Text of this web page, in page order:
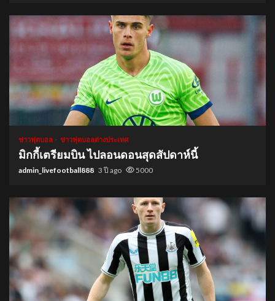
1 min read
ข่าวฟุตบอล ข่าวฟุตบอลต่างประเทศ
มิกกี้เตรียมบิน ไปลอนดอนสุดสัปดาห์นี้
admin_livefootball888 3 ปี ago 5000
1 min read